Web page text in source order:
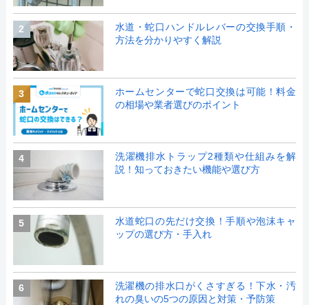
2
水道・蛇口ハンドルレバーの交換手順・
方法を分かりやすく解説
3
ホームセンターで蛇口交換は可能！料金
の相場や業者選びのポイント
4
洗濯機排水トラップ2種類や仕組みを解
説！知っておきたい機能や選び方
5
水道蛇口の先だけ交換！手順や泡沫キャ
ップの選び方・手入れ
6
洗濯機の排水口がくさすぎる！下水・汚
れの臭いの5つの原因と対策・予防策